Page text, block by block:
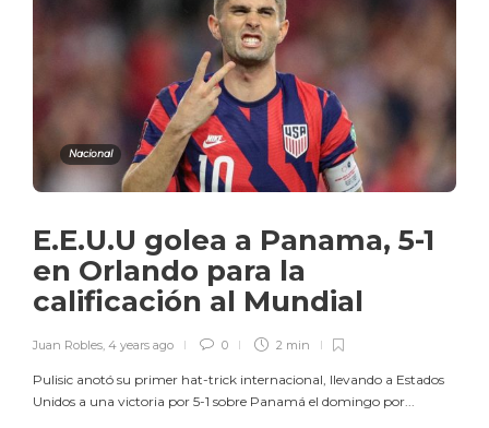
Nacional
E.E.U.U golea a Panama, 5-1
en Orlando para la
calificación al Mundial
Juan Robles, 4 years ago 0 2 min
Pulisic anotó su primer hat-trick internacional, llevando a Estados
Unidos a una victoria por 5-1 sobre Panamá el domingo por...